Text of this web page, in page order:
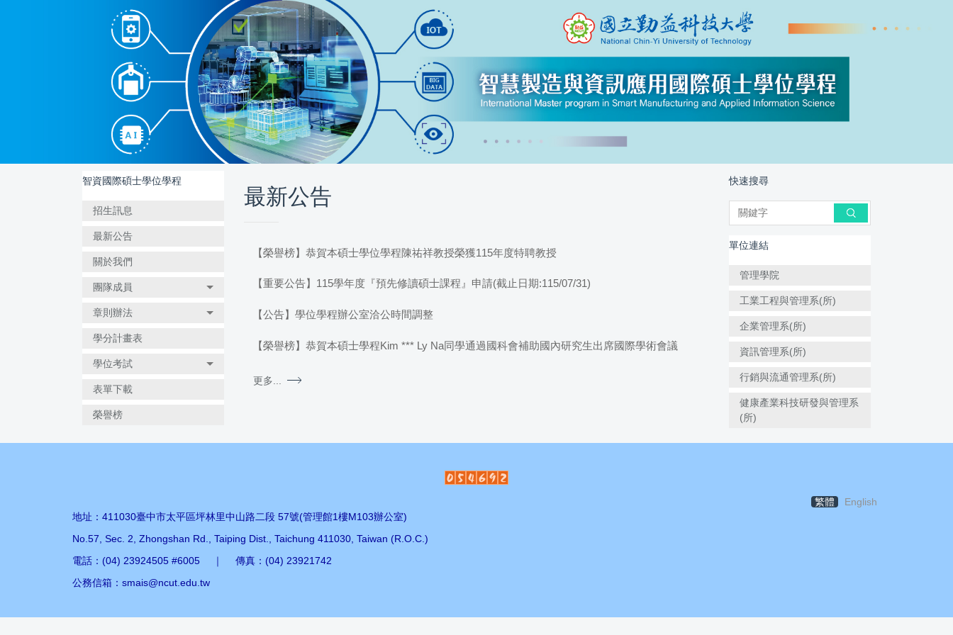
智資國際碩士學位學程
招生訊息
最新公告
關於我們
團隊成員
章則辦法
學分計畫表
學位考試
表單下載
榮譽榜
最新公告
【榮譽榜】恭賀本碩士學位學程陳祐祥教授榮獲115年度特聘教授
【重要公告】115學年度『預先修讀碩士課程』申請(截止日期:115/07/31)
【公告】學位學程辦公室洽公時間調整
【榮譽榜】恭賀本碩士學程Kim *** Ly Na同學通過國科會補助國內研究生出席國際學術會議
更多...
快速搜尋
搜尋
單位連結
管理學院
工業工程與管理系(所)
企業管理系(所)
資訊管理系(所)
行銷與流通管理系(所)
健康產業科技研發與管理系
(所)
繁體
English
地址：411030臺中市太平區坪林里中山路二段 57號(管理館1樓M103辦公室)
No.57, Sec. 2, Zhongshan Rd., Taiping Dist., Taichung 411030, Taiwan (R.O.C.)
電話：(04) 23924505 #6005 ｜ 傳真：(04) 23921742
公務信箱：smais@ncut.edu.tw